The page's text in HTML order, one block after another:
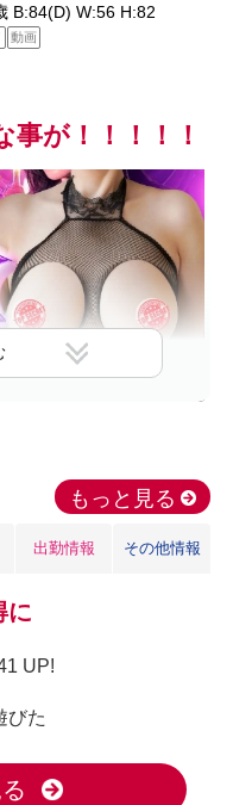
B:84(D) W:56 H:82
動画
が！！！！！
もっと見る
出勤情報 その他情報
に
UP!
びた